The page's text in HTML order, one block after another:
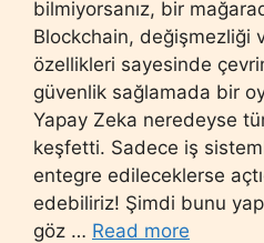
bilmiyorsanız, bir
Blockchain, değişmezliği
özellikleri sayesinde
güvenlik sağlamada bir
Yapay Zeka neredeyse
keşfetti. Sadece iş
entegre edileceklerse
edebiliriz! Şimdi bunu
göz … Read more